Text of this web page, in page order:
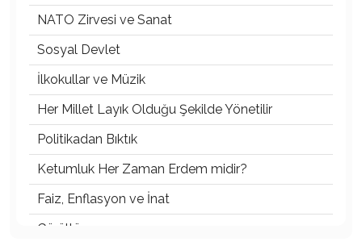
NATO Zirvesi ve Sanat
Sosyal Devlet
İlkokullar ve Müzik
Her Millet Layık Olduğu Şekilde Yönetilir
Politikadan Bıktık
Ketumluk Her Zaman Erdem midir?
Faiz, Enflasyon ve İnat
Gürültü